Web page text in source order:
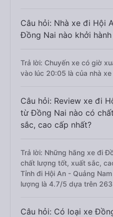
Câu hỏi: Nhà xe đi Hội
Đồng Nai nào khởi
Trả lời: Chuyến xe có giờ
vào lúc 20:05 là của nhà xe
Câu hỏi: Review xe đi
từ Đồng Nai nào có
sắc, cao cấp nhất?
Trả lời: Những hãng xe đi
chất lượng tốt, xuất sắc,
Tỉnh đi Hội An - Quảng
lượng là 4.7/5 dựa trên
Câu hỏi: Có loại xe